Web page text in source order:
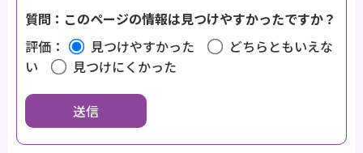
質問：このページの情報は見つけやすかったですか？
評価：
見つけやすかった
どちらともいえな
い
見つけにくかった